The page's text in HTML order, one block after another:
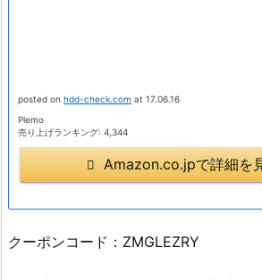
posted on hdd-check.com at 17.06.16
Plemo
売り上げランキング: 4,344
Amazon.co.jpで詳細を
クーポンコード：ZMGLEZRY